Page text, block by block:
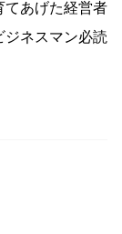
てあげた経営者
ジネスマン必読